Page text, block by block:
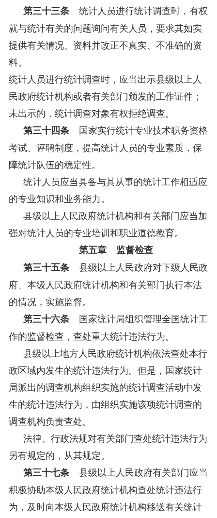
第三十三条统计人员进行统计调查时，有权
就与统计有关的问题询问有关人员，要求其如实
提供有关情况、资料并改正不真实、不准确的资
料。
统计人员进行统计调查时，应当出示县级以上人
民政府统计机构或者有关部门颁发的工作证件；
未出示的，统计调查对象有权拒绝调查。
第三十四条国家实行统计专业技术职务资格
考试、评聘制度，提高统计人员的专业素质，保
障统计队伍的稳定性。
统计人员应当具备与其从事的统计工作相适应
的专业知识和业务能力。
县级以上人民政府统计机构和有关部门应当加
强对统计人员的专业培训和职业道德教育。
第五章 监督检查
第三十五条县级以上人民政府对下级人民政
府、本级人民政府统计机构和有关部门执行本法
的情况，实施监督。
第三十六条国家统计局组织管理全国统计工
作的监督检查，查处重大统计违法行为。
县级以上地方人民政府统计机构依法查处本行
政区域内发生的统计违法行为。但是，国家统计
局派出的调查机构组织实施的统计调查活动中发
生的统计违法行为，由组织实施该项统计调查的
调查机构负责查处。
法律、行政法规对有关部门查处统计违法行为
另有规定的，从其规定。
第三十七条县级以上人民政府有关部门应当
积极协助本级人民政府统计机构查处统计违法行
为，及时向本级人民政府统计机构移送有关统计